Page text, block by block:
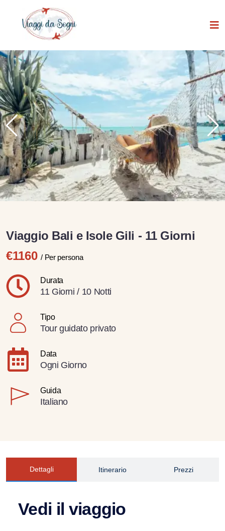
Viaggio Bali e Isole Gili - 11 Giorni
€1160/ Per persona
Durata
11 Giorni / 10 Notti
Tipo
Tour guidato privato
Data
Ogni Giorno
Guida
Italiano
Dettagli Itinerario Prezzi
Vedi il viaggio